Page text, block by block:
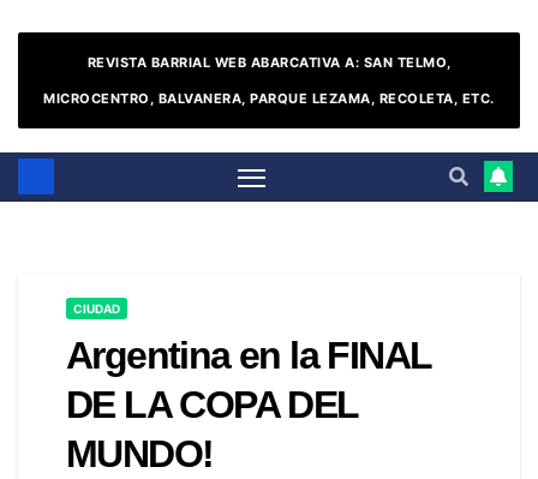
REVISTA BARRIAL WEB ABARCATIVA A: SAN TELMO,
MICROCENTRO, BALVANERA, PARQUE LEZAMA, RECOLETA, ETC.
CIUDAD
Argentina en la FINAL
DE LA COPA DEL
MUNDO!